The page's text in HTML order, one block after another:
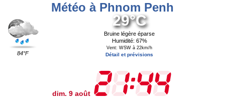
Météo à Phnom Penh
84°F
29°C
Bruine légère éparse
Humidité: 67%
Vent: WSW à 22km/h
Détail et prévisions
dim. 9 août